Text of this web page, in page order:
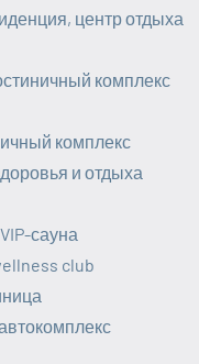
центр отдыха
комплекс
комплекс
и отдыха
сауна
club